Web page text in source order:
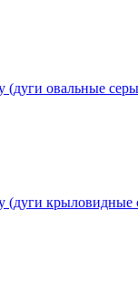
овальные
крыловидные